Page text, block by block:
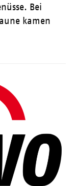
Bei
kamen